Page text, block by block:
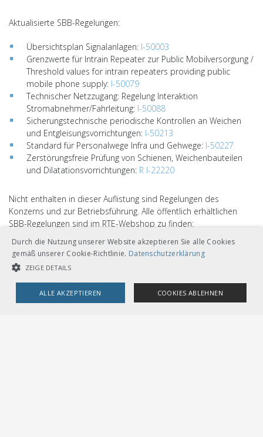
Aktualisierte SBB-Regelungen:
Übersichtsplan Signalanlagen: I-50003
Grenzwerte für Intrain Repeater zur Public Mobilversorgung /
Threshold values for intrain repeaters providing public
mobile phone supply: I-50079
Technischer Netzzugang: Regelung Interaktion
Stromabnehmer/Fahrleitung: I-50088
Sicherungstechnische periodische Kontrollen an Weichen
und Entgleisungsvorrichtungen: I-50213
Standard für Personalwege Infra und Gehwege: I-50227
Zerstörungsfreie Prüfung von Schienen, Weichenbauteilen
und Dilatationsvorrichtungen: R I-22220
Nicht enthalten in dieser Auflistung sind Regelungen des
Konzerns und zur Betriebsführung. Alle öffentlich erhältlichen
SBB-Regelungen sind im RTE-Webshop zu finden:
Durch die Nutzung unserer Website akzeptieren Sie alle Cookies
gemäß unserer Cookie-Richtlinie. Datenschutzerklärung
ZEIGE DETAILS
ALLE AKZEPTIEREN COOKIES ABLEHNEN